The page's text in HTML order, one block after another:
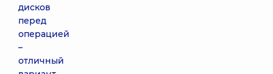
дисков
перед
операцией
–
отличный